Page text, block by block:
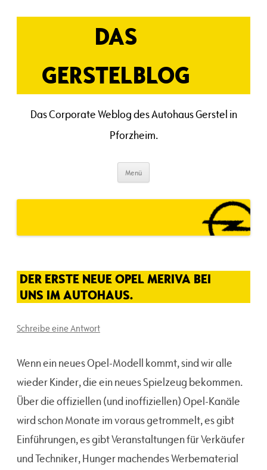
Inhalt
DAS
GERSTELBLOG
Das Corporate Weblog des Autohaus Gerstel in
Pforzheim.
Menü
DER ERSTE NEUE OPEL MERIVA BEI
UNS IM AUTOHAUS.
Schreibe eine Antwort
Wenn ein neues Opel-Modell kommt, sind wir alle
wieder Kinder, die ein neues Spielzeug bekommen.
Über die offiziellen (und inoffiziellen) Opel-Kanäle
wird schon Monate im voraus getrommelt, es gibt
Einführungen, es gibt Veranstaltungen für Verkäufer
und Techniker, Hunger machendes Werbematerial